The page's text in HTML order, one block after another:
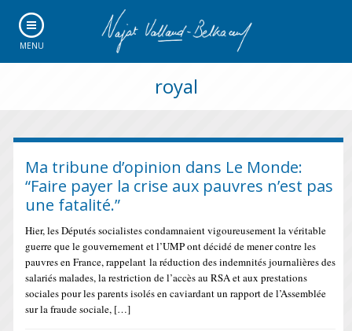
MENU
royal
Ma tribune d’opinion dans Le Monde:
“Faire payer la crise aux pauvres n’est pas
une fatalité.”
Hier, les Députés socialistes condamnaient vigoureusement la véritable
guerre que le gouvernement et l’UMP ont décidé de mener contre les
pauvres en France, rappelant la réduction des indemnités journalières des
salariés malades, la restriction de l’accès au RSA et aux prestations
sociales pour les parents isolés en caviardant un rapport de l’Assemblée
sur la fraude sociale, […]